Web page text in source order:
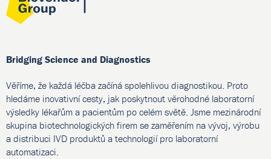
Bridging Science and Diagnostics
Věříme, že každá léčba začíná spolehlivou diagnostikou. Proto
hledáme inovativní cesty, jak poskytnout věrohodné laboratorní
výsledky lékařům a pacientům po celém světě. Jsme mezinárodní
skupina biotechnologických firem se zaměřením na vývoj, výrobu
a distribuci IVD produktů a technologií pro laboratorní
automatizaci.